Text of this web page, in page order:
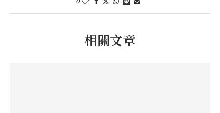
相關文章